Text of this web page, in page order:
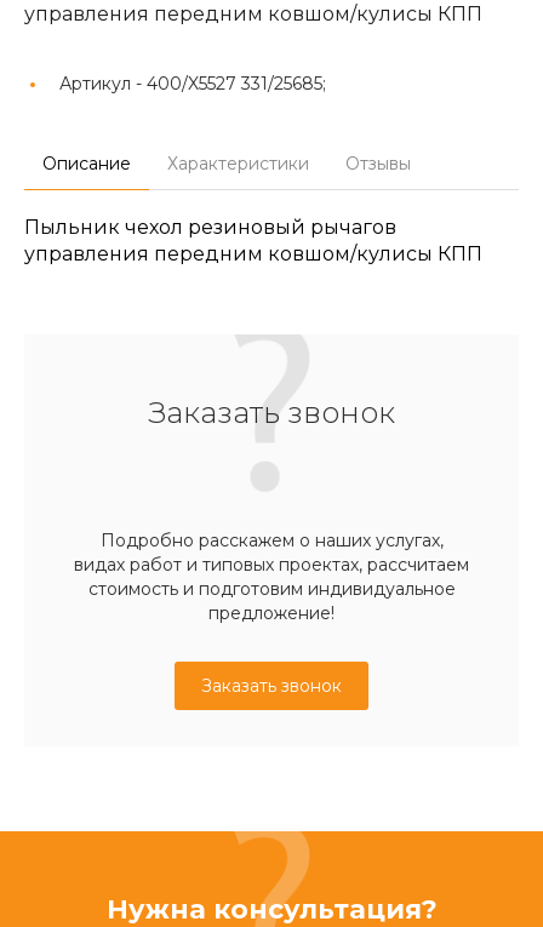
управления передним ковшом/кулисы КПП
Артикул - 400/X5527 331/25685;
Описание Характеристики Отзывы
Пыльник чехол резиновый рычагов
управления передним ковшом/кулисы КПП
Заказать звонок
Подробно расскажем о наших услугах,
видах работ и типовых проектах, рассчитаем
стоимость и подготовим индивидуальное
предложение!
Заказать звонок
Нужна консультация?